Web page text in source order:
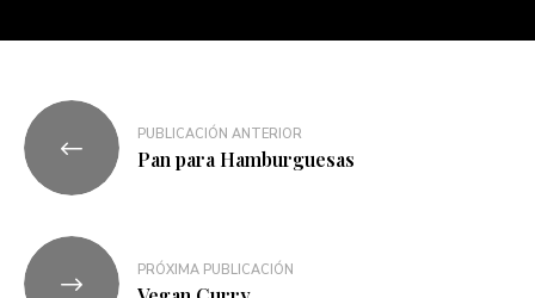
PUBLICACIÓN ANTERIOR
Pan para Hamburguesas
PRÓXIMA PUBLICACIÓN